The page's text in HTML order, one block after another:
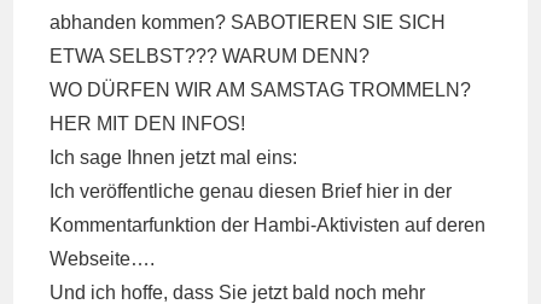
abhanden kommen? SABOTIEREN SIE SICH
ETWA SELBST??? WARUM DENN?
WO DÜRFEN WIR AM SAMSTAG TROMMELN?
HER MIT DEN INFOS!
Ich sage Ihnen jetzt mal eins:
Ich veröffentliche genau diesen Brief hier in der
Kommentarfunktion der Hambi-Aktivisten auf deren
Webseite….
Und ich hoffe, dass Sie jetzt bald noch mehr